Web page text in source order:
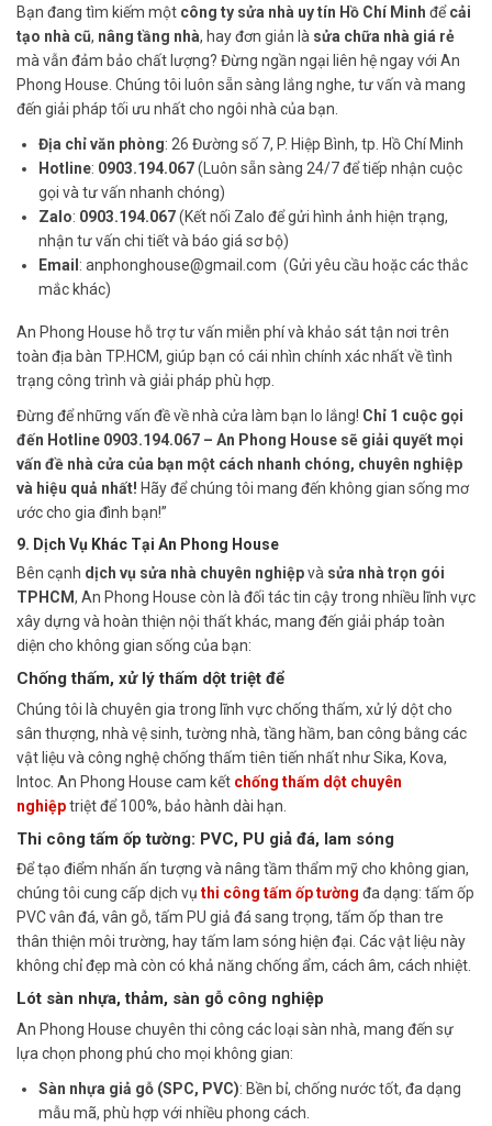
Bạn đang tìm kiếm một công ty sửa nhà uy tín Hồ Chí Minh đểcải
tạo nhà cũ, nâng tầng nhà, hay đơn giản là sửa chữa nhà giá rẻ
mà vẫn đảm bảo chất lượng? Đừng ngần ngại liên hệ ngay với An
Phong House. Chúng tôi luôn sẵn sàng lắng nghe, tư vấn và mang
đến giải pháp tối ưu nhất cho ngôi nhà của bạn.
Địa chỉ văn phòng: 26 Đường số 7, P. Hiệp Bình, tp. Hồ Chí Minh
Hotline: 0903.194.067(Luôn sẵn sàng 24/7 để tiếp nhận cuộc
gọi và tư vấn nhanh chóng)
Zalo: 0903.194.067(Kết nối Zalo để gửi hình ảnh hiện trạng,
nhận tư vấn chi tiết và báo giá sơ bộ)
Email : anphonghouse@gmail.com (Gửi yêu cầu hoặc các thắc
mắc khác)
An Phong House hỗ trợ tư vấn miễn phí và khảo sát tận nơi trên
toàn địa bàn TP.HCM, giúp bạn có cái nhìn chính xác nhất về tình
trạng công trình và giải pháp phù hợp.
Đừng để những vấn đề về nhà cửa làm bạn lo lắng! Chỉ 1 cuộc gọi
đến Hotline 0903.194.067 – An Phong House sẽ giải quyết mọi
vấn đề nhà cửa của bạn một cách nhanh chóng, chuyên nghiệp
và hiệu quả nhất! Hãy để chúng tôi mang đến không gian sống mơ
ước cho gia đình bạn!”
9. Dịch Vụ Khác Tại An Phong House
Bên cạnh dịch vụ sửa nhà chuyên nghiệpvà sửa nhà trọn gói
TPHCM, An Phong House còn là đối tác tin cậy trong nhiều lĩnh vực
xây dựng và hoàn thiện nội thất khác, mang đến giải pháp toàn
diện cho không gian sống của bạn:
Chống thấm, xử lý thấm dột triệt để
Chúng tôi là chuyên gia trong lĩnh vực chống thấm, xử lý dột cho
sân thượng, nhà vệ sinh, tường nhà, tầng hầm, ban công bằng các
vật liệu và công nghệ chống thấm tiên tiến nhất như Sika, Kova,
Intoc. An Phong House cam kết chống thấm dột chuyên
nghiệptriệt để 100%, bảo hành dài hạn.
Thi công tấm ốp tường: PVC, PU giả đá, lam sóng
Để tạo điểm nhấn ấn tượng và nâng tầm thẩm mỹ cho không gian,
chúng tôi cung cấp dịch vụ thi công tấm ốp tường đa dạng: tấm ốp
PVC vân đá, vân gỗ, tấm PU giả đá sang trọng, tấm ốp than tre
thân thiện môi trường, hay tấm lam sóng hiện đại. Các vật liệu này
không chỉ đẹp mà còn có khả năng chống ẩm, cách âm, cách nhiệt.
Lót sàn nhựa, thảm, sàn gỗ công nghiệp
An Phong House chuyên thi công các loại sàn nhà, mang đến sự
lựa chọn phong phú cho mọi không gian:
Sàn nhựa giả gỗ (SPC, PVC): Bền bỉ, chống nước tốt, đa dạng
mẫu mã, phù hợp với nhiều phong cách.